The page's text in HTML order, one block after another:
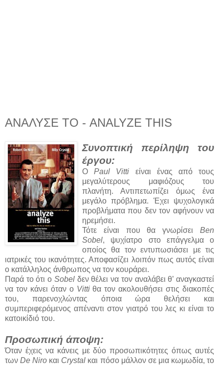
ΑΝΑΛΥΣΕ ΤΟ - ANALYZE THIS
Συνοπτική περίληψη του
έργου:
ΟPaul Vitti είναι ένας από τους
μεγαλύτερους μαφιόζους του
πλανήτη. Αντιπετωπίζει όμως ένα
μεγάλο πρόβλημα. Έχει ψυχολογικά
προβλήματα που δεν τον αφήνουν να
ηρεμήσει.
Τότε είναι που θα γνωρίσει Ben
Sobel, ψυχίατρο στο επάγγελμα ο
οποίος θα τον εντυπωσιάσει με τις
ιατρικές του ικανότητες. Αποφασίζει λοιπόν πως αυτός είναι
ο κατάλληλος άνθρωπος να τον κουράρει.
Παρά το ότι ο Sobelδεν θέλει να τον αναλάβει θ’ αναγκαστεί
να τον κάνει όταν ο Vittiθα τον ακολουθήσει στις διακοπές
του, παρενοχλώντας όποια ώρα θελήσει και
συμπεριφερόμενος απέναντι στον γιατρό του λες κι είναι το
κατοικίδιό του.
Προσωπική άποψη:
Όταν έχεις να κάνεις με δύο προσωπικότητες όπως αυτές
τωνDe Niro και Crystal και πόσο μάλλον σε μια κωμωδία, το